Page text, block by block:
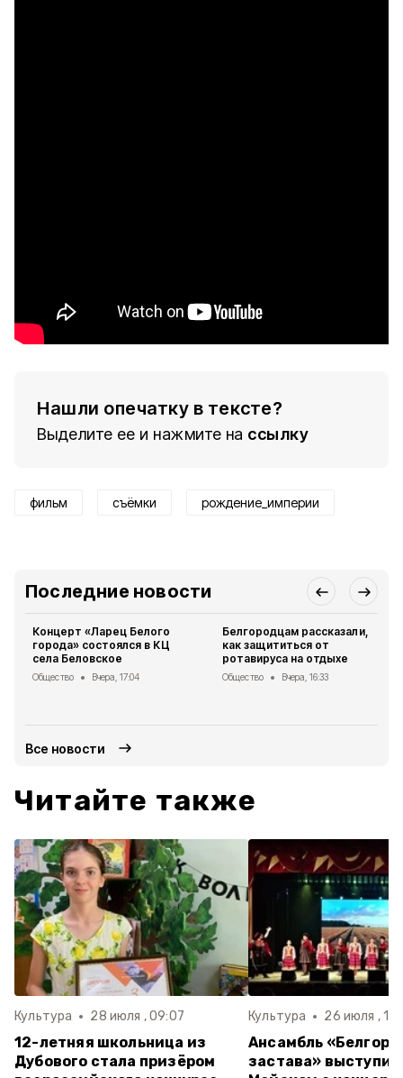
Нашли опечатку в тексте?
Выделите ее и нажмите на ссылку
фильм съёмки рождение_империи
Последние новости
Концерт «Ларец Белого
города» состоялся в КЦ
села Беловское
Общество Вчера, 17:04
Белгородцам рассказали,
как защититься от
ротавируса на отдыхе
Общество Вчера, 16:33
Все новости
Читайте также
Культура 28 июля , 09:07
12-летняя школьница из
Дубового стала призёром
Культура 26 июля ,
Ансамбль
застава» выступил